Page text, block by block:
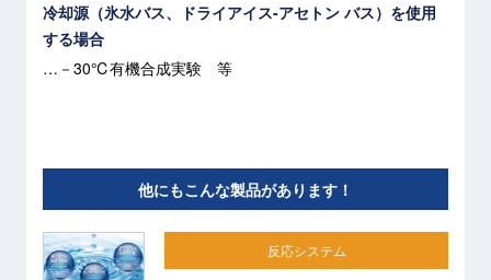
冷却源（氷水バス、ドライアイス-アセトン バス）を使用
する場合
…－30℃有機合成実験 等
他にもこんな製品があります！
反応システム